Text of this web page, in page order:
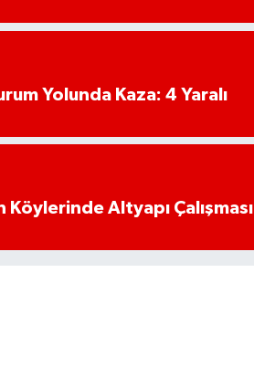
Yolunda Kaza: 4 Yaralı
Köylerinde Altyapı Çalışması